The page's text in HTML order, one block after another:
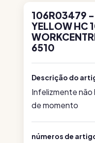
106R03479 -
YELLOW HC
6510
Descrição do
Infelizmente não
de momento
números de